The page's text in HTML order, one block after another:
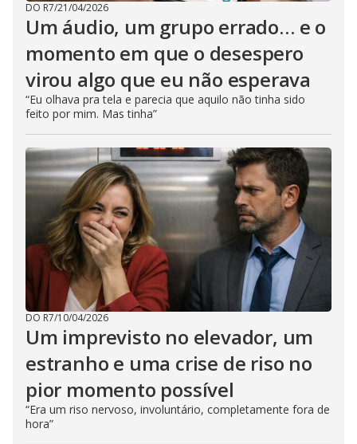
DO R7/21/04/2026
Um áudio, um grupo errado… e o
momento em que o desespero
virou algo que eu não esperava
“Eu olhava pra tela e parecia que aquilo não tinha sido
feito por mim. Mas tinha”
DO R7/10/04/2026
Um imprevisto no elevador, um
estranho e uma crise de riso no
pior momento possível
“Era um riso nervoso, involuntário, completamente fora de
hora”